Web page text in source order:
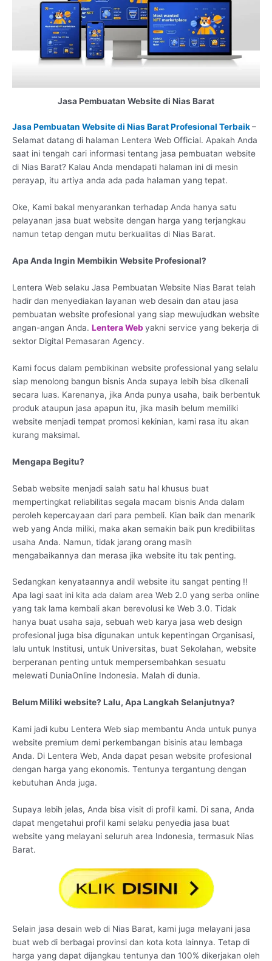
Jasa Pembuatan Website di Nias Barat
Jasa Pembuatan Website di Nias Barat Profesional Terbaik–
Selamat datang di halaman Lentera Web Official. Apakah Anda
saat ini tengah cari informasi tentang jasa pembuatan website
di Nias Barat? Kalau Anda mendapati halaman ini di mesin
perayap, itu artiya anda ada pada halaman yang tepat.
Oke, Kami bakal menyarankan terhadap Anda hanya satu
pelayanan jasa buat website dengan harga yang terjangkau
namun tetap dengan mutu berkualitas di Nias Barat.
Apa Anda Ingin Membikin Website Profesional?
Lentera Web selaku Jasa Pembuatan Website Nias Barat telah
hadir dan menyediakan layanan web desain dan atau jasa
pembuatan website profesional yang siap mewujudkan website
angan-angan Anda. Lentera Web yakni service yang bekerja di
sektor Digital Pemasaran Agency.
Kami focus dalam pembikinan website professional yang selalu
siap menolong bangun bisnis Anda supaya lebih bisa dikenali
secara luas. Karenanya, jika Anda punya usaha, baik berbentuk
produk ataupun jasa apapun itu, jika masih belum memiliki
website menjadi tempat promosi kekinian, kami rasa itu akan
kurang maksimal.
Mengapa Begitu?
Sebab website menjadi salah satu hal khusus buat
mempertingkat reliabilitas segala macam bisnis Anda dalam
peroleh kepercayaan dari para pembeli. Kian baik dan menarik
web yang Anda miliki, maka akan semakin baik pun kredibilitas
usaha Anda. Namun, tidak jarang orang masih
mengabaikannya dan merasa jika website itu tak penting.
Sedangkan kenyataannya andil website itu sangat penting !!
Apa lagi saat ini kita ada dalam area Web 2.0 yang serba online
yang tak lama kembali akan berevolusi ke Web 3.0. Tidak
hanya buat usaha saja, sebuah web karya jasa web design
profesional juga bisa digunakan untuk kepentingan Organisasi,
lalu untuk Institusi, untuk Universitas, buat Sekolahan, website
berperanan penting untuk mempersembahkan sesuatu
melewati DuniaOnline Indonesia. Malah di dunia.
Belum Miliki website? Lalu, Apa Langkah Selanjutnya?
Kami jadi kubu Lentera Web siap membantu Anda untuk punya
website premium demi perkembangan bisinis atau lembaga
Anda. Di Lentera Web, Anda dapat pesan website profesional
dengan harga yang ekonomis. Tentunya tergantung dengan
kebutuhan Anda juga.
Supaya lebih jelas, Anda bisa visit di profil kami. Di sana, Anda
dapat mengetahui profil kami selaku penyedia jasa buat
website yang melayani seluruh area Indonesia, termasuk Nias
Barat.
Selain jasa desain web di Nias Barat, kami juga melayani jasa
buat web di berbagai provinsi dan kota kota lainnya. Tetap di
harga yang dapat dijangkau tentunya dan 100% dikerjakan oleh